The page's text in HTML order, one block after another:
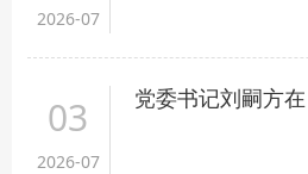
2026-07
03
2026-07
党委书记刘嗣方在《当代党员》发表理论文章